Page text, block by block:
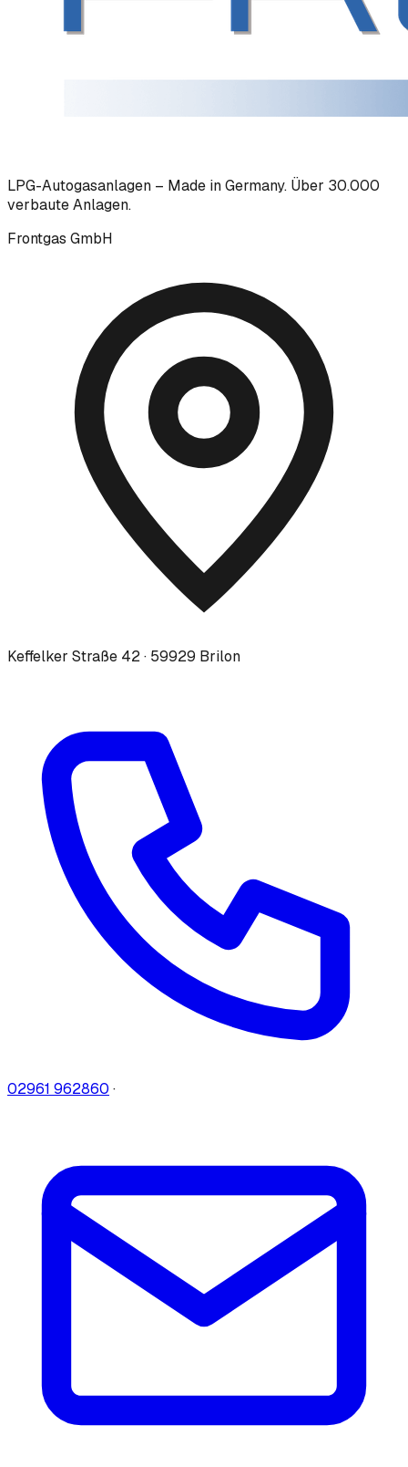
LPG-Autogasanlagen – Made in Germany. Über 30.000
verbaute Anlagen.
Frontgas GmbH
Keffelker Straße 42 · 59929 Brilon
02961 962860 ·